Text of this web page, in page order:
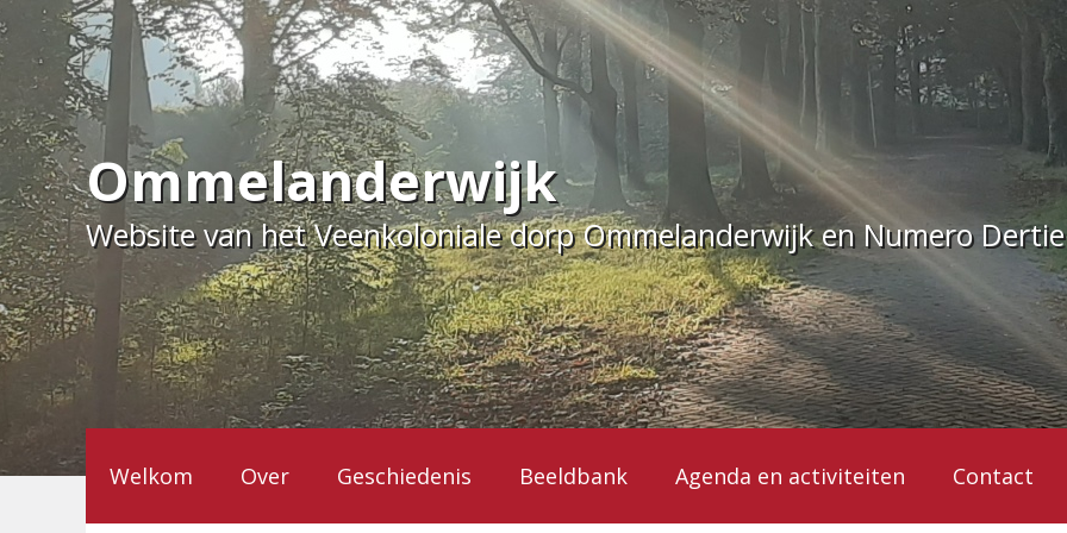
naar
de
inhoud
Ommelanderwijk
Website van het Veenkoloniale dorp Ommelanderwijk en Numero
Welkom Over Geschiedenis Beeldbank Agenda en activiteiten Contact